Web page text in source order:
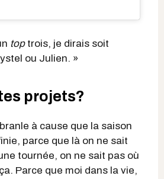
top trois, je dirais soit
ou Julien. »
projets?
à cause que la saison
parce que là on ne sait
tournée, on ne sait pas où
Parce que moi dans la vie,